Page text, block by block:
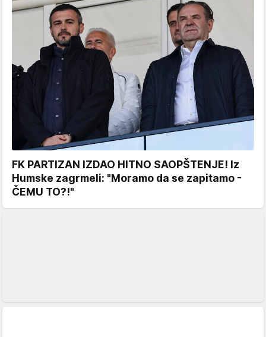
FK PARTIZAN IZDAO HITNO SAOPŠTENJE! Iz
Humske zagrmeli: "Moramo da se zapitamo -
ČEMU TO?!"